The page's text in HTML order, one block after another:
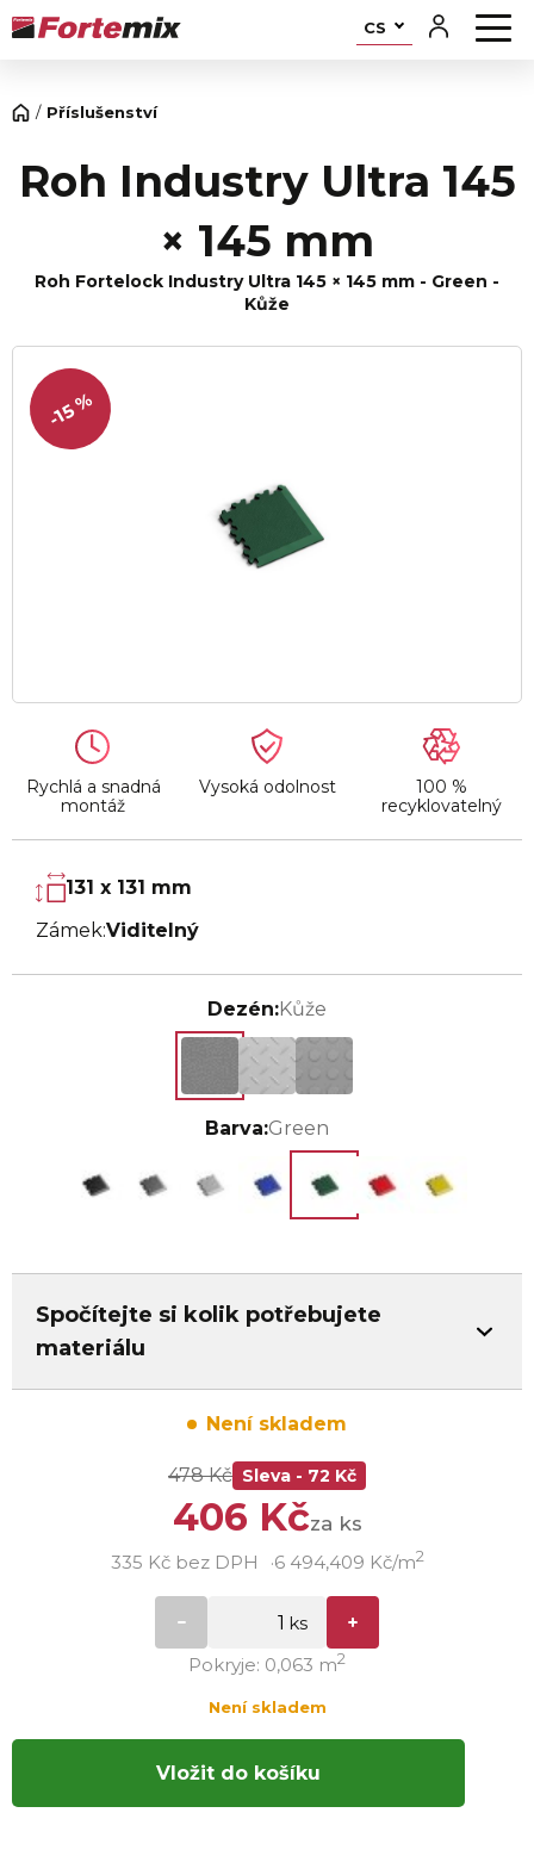
CS
Příslušenství
Roh Industry Ultra 145
× 145 mm
Roh Fortelock Industry Ultra 145 × 145 mm - Green -
Kůže
Rychlá a snadná
montáž
Vysoká odolnost
100 %
recyklovatelný
-15 %
131 x 131 mm
Zámek:Viditelný
Dezén:Kůže
Barva:Green
Spočítejte si kolik potřebujete
materiálu
Není skladem
478 Kč Sleva - 72 Kč
406 Kčza ks
335 Kč bez DPH 6 494,409 Kč/m2
Pokryje: 0,063 m2
Není skladem
Vložit do košíku